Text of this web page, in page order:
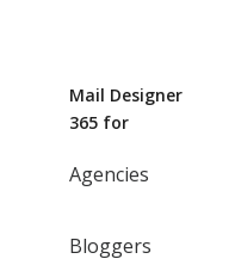
Mail Designer
365 for
Agencies
Bloggers